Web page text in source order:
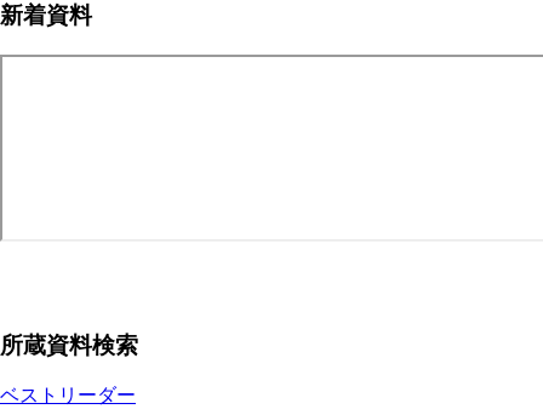
送
新着資料
所蔵資料検索
ベストリーダー